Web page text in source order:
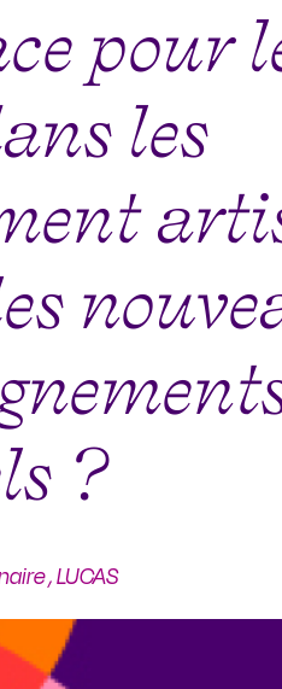
pour
les
?
,LUCAS